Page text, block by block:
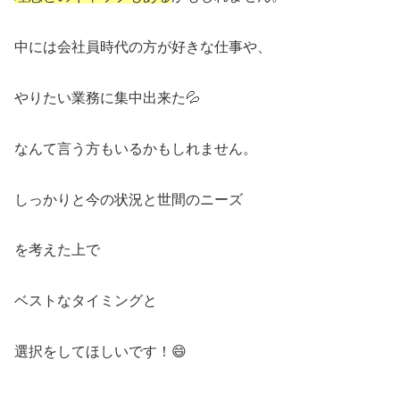
中には会社員時代の方が好きな仕事や、
やりたい業務に集中出来た💦
なんて言う方もいるかもしれません。
しっかりと今の状況と世間のニーズ
を考えた上で
ベストなタイミングと
選択をしてほしいです！😄